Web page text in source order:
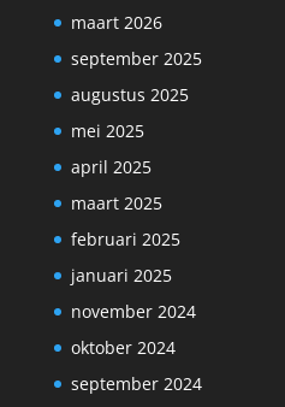
maart 2026
september 2025
augustus 2025
mei 2025
april 2025
maart 2025
februari 2025
januari 2025
november 2024
oktober 2024
september 2024